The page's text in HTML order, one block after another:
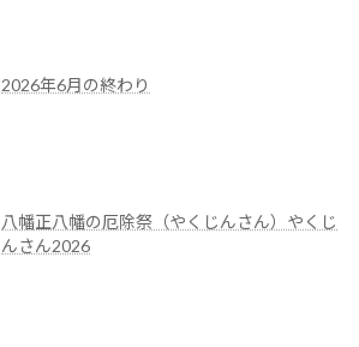
2026年6月の終わり
八幡正八幡の厄除祭（やくじんさん）やくじ
んさん2026